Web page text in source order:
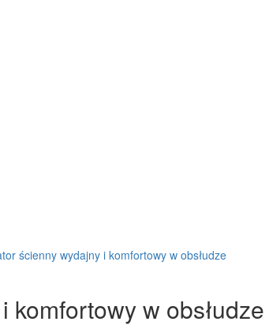
ścienny wydajny i komfortowy w obsłudze
komfortowy w obsłudze